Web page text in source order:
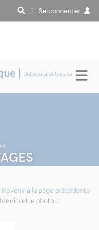
| Se connecter
| Università di Corsica
Revenir à la page précédente
cette photo :